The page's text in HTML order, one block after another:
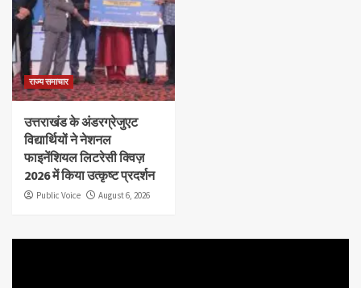
राज्य समाचार
उत्तराखंड के अंडरग्रेजुएट
विद्यार्थियों ने नेशनल
फाइनेंशियल लिटरेसी क्विज़
2026 में किया उत्कृष्ट प्रदर्शन
Public Voice August 6, 2026